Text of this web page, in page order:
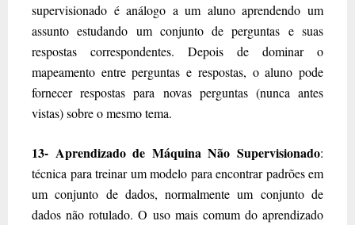
supervisionado é análogo a um aluno aprendendo um
assunto estudando um conjunto de perguntas e suas
respostas correspondentes. Depois de dominar o
mapeamento entre perguntas e respostas, o aluno pode
fornecer respostas para novas perguntas (nunca antes
vistas) sobre o mesmo tema.
13- Aprendizado de Máquina Não Supervisionado:
técnica para treinar um modelo para encontrar padrões em
um conjunto de dados, normalmente um conjunto de
dados não rotulado. O uso mais comum do aprendizado